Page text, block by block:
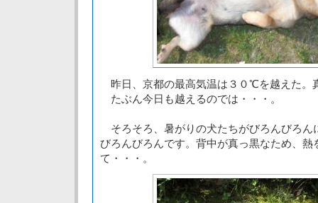
昨日、京都の最高気温は３０℃を越えた。
たぶん今日も越えるのでは・・・。
そろそろ、暑がりの犬たちがびろんびろん
びろんびろんです。背中が真っ黒なため、熱
て・・・。